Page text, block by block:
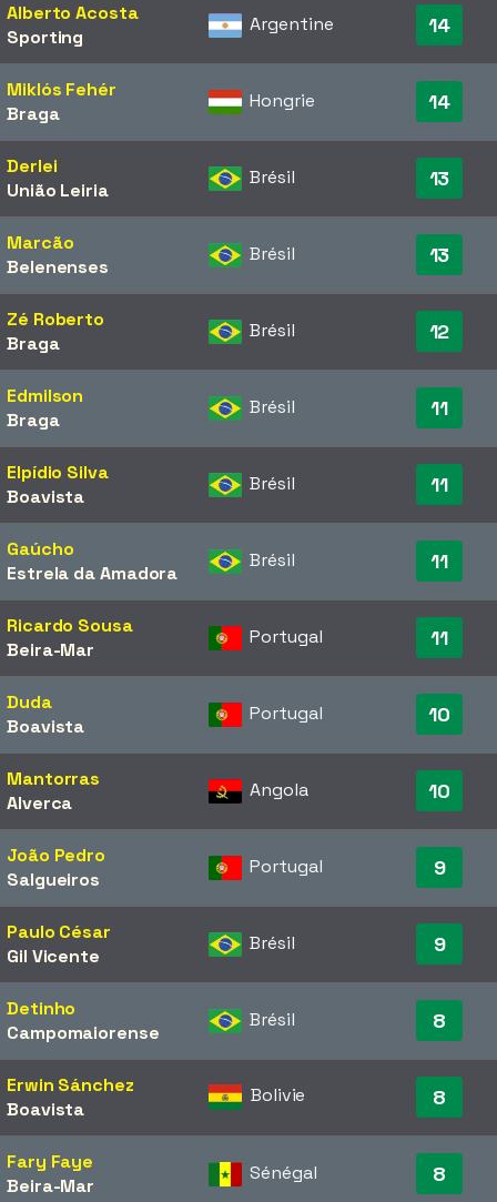
Alberto Acosta
Sporting
Argentine 14
Miklós Fehér
Braga
Hongrie 14
Derlei
União Leiria
Brésil 13
Marcão
Belenenses
Brésil 13
Zé Roberto
Braga
Brésil 12
Edmilson
Braga
Brésil 11
Elpídio Silva
Boavista
Brésil 11
Gaúcho
Estrela da Amadora
Brésil 11
Ricardo Sousa
Beira-Mar
Portugal 11
Duda
Boavista
Portugal 10
Mantorras
Alverca
Angola 10
João Pedro
Salgueiros
Portugal 9
Paulo César
Gil Vicente
Brésil 9
Detinho
Campomaiorense
Brésil 8
Erwin Sánchez
Boavista
Bolivie 8
Fary Faye
Beira-Mar
Sénégal 8